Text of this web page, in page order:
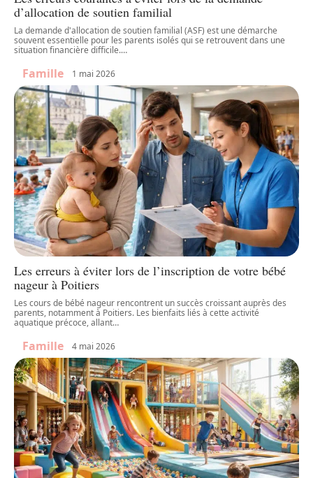
d’allocation de soutien familial
La demande d'allocation de soutien familial (ASF) est une démarche
souvent essentielle pour les parents isolés qui se retrouvent dans une
situation financière difficile.…
Famille 1 mai 2026
Les erreurs à éviter lors de l’inscription de votre bébé
nageur à Poitiers
Les cours de bébé nageur rencontrent un succès croissant auprès des
parents, notamment à Poitiers. Les bienfaits liés à cette activité
aquatique précoce, allant…
Famille 4 mai 2026